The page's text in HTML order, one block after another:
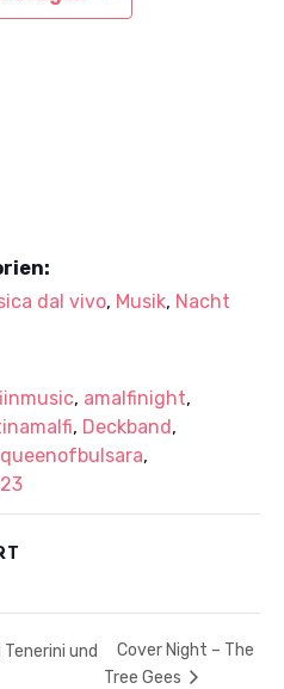
dal vivo, Musik, Nacht
, amalfinight,
, Deckband,
queenofbulsara,
und
Cover Night – The
Tree Gees